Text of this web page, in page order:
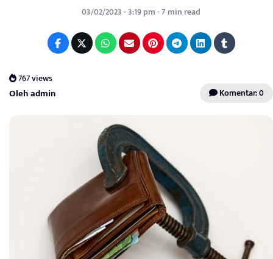
03/02/2023 - 3:19 pm - 7 min read
767 views
Oleh admin Komentar: 0